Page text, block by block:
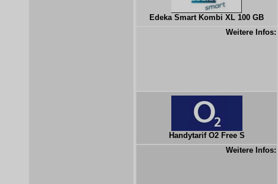
Edeka Smart Kombi XL 100 GB
Weitere Infos:
Handytarif O2 Free S
Weitere Infos: